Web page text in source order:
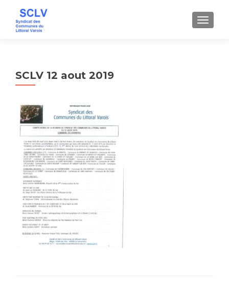
SCLV 12 aout 2019